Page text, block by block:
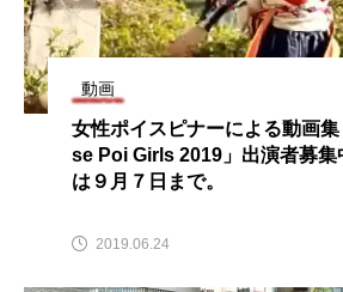
動画
女性ポイスピナーによる動画
se Poi Girls 2019」出演者募集
は９月７日まで。
2019.06.24